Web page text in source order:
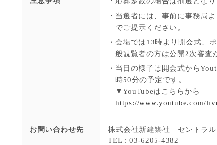
・当選者には、事前に事務局
でご提示ください。
・会場では13時より開会式、
般観覧者の方は公開2次審査
・当日の様子は開会式から
時50分の予定です。
▼YouTubeはこちらから
https://www.youtube.com/
お問い合わせ先
株式会社新建築社 セントラ
TEL : 03-6205-4382